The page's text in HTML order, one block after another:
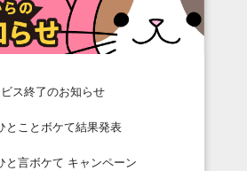
ス終了のお知らせ
とことボケて結果発表
と言ボケて キャンペーン